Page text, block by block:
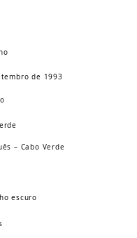
de 1993
– Cabo Verde
escuro